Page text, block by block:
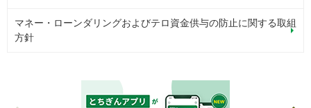
マネー・ローンダリングおよびテロ資金供与の防止に関する取組
方針